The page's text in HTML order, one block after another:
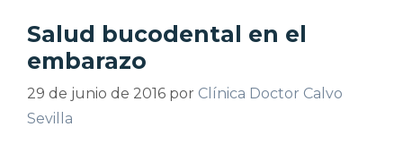
Salud bucodental en el
embarazo
29 de junio de 2016 por Clínica Doctor Calvo
Sevilla